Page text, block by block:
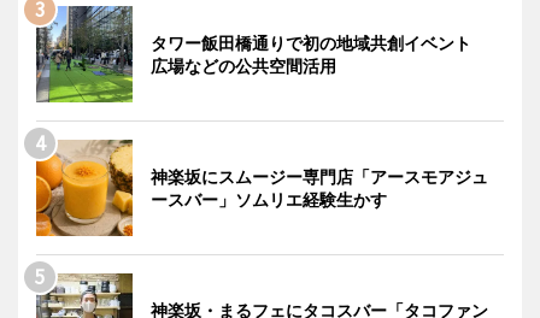
タワー飯田橋通りで初の地域共創イベント
広場などの公共空間活用
神楽坂にスムージー専門店「アースモアジュ
ースバー」ソムリエ経験生かす
神楽坂・まるフェにタコスバー「タコファン